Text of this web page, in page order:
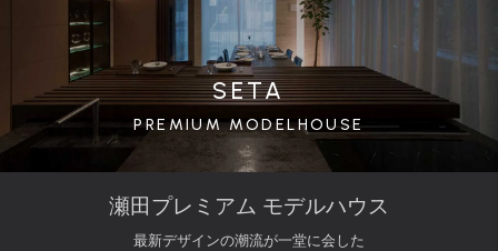
SETA
PREMIUM MODELHOUSE
瀬田プレミアム モデルハウス
最新デザインの潮流が一堂に会した